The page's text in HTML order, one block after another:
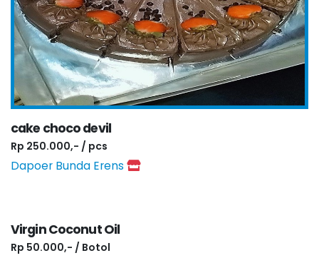
cake choco devil
Rp 250.000,- / pcs
Dapoer Bunda Erens
Virgin Coconut Oil
Rp 50.000,- / Botol